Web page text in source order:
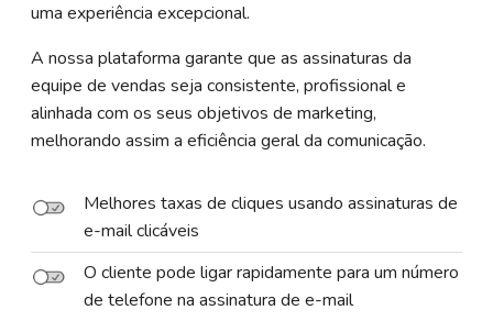
uma experiência excepcional.
A nossa plataforma garante que as assinaturas da
equipe de vendas seja consistente, profissional e
alinhada com os seus objetivos de marketing,
melhorando assim a eficiência geral da comunicação.
Melhores taxas de cliques usando assinaturas de
e-mail clicáveis
O cliente pode ligar rapidamente para um número
de telefone na assinatura de e-mail